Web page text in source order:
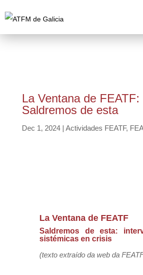
Acreditación
La Ventana de FEATF:
Saldremos de esta
Dec 1, 2024| Actividades FEATF,
La Ventana de FEATF
Saldremos de esta:
sistémicas en crisis
(texto extraído da web da